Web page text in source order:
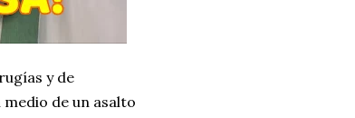
y de
de un asalto